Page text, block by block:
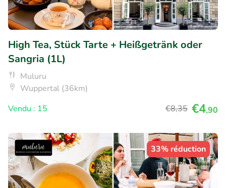
High Tea, Stück Tarte + Heißgetränk oder
Sangria (1L)
Muluru
Wuppertal (36km)
Vendu : 15
€8,35 €4,90
33% réduction